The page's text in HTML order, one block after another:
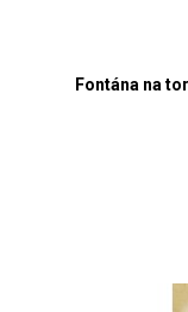
Fontána na